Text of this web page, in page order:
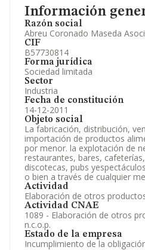
Información
Razón social
Abreu Coronado Maseda
CIF
B57730814
Forma jurídica
Sociedad limitada
Sector
Industria
Fecha de constitución
14-12-2011
Objeto social
La fabricación, distribución,
importación de productos
por menor. la explotación de
restaurantes, bares,
discotecas, pubs
o bien a través de cualquier
Actividad
Elaboración de otros
Actividad CNAE
1089 - Elaboración de otros
n.c.o.p.
Estado de la empresa
Incumplimiento de la
Información oficial y